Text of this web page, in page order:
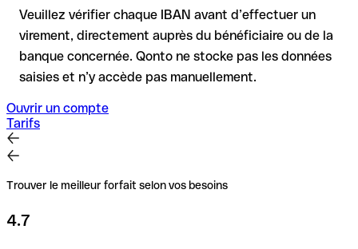
élevés ou de nouvelles relations commerciales.
Veuillez vérifier chaque IBAN avant d’effectuer un
virement, directement auprès du bénéficiaire ou de la
banque concernée. Qonto ne stocke pas les données
saisies et n’y accède pas manuellement.
Ouvrir un compte
Tarifs
Trouver le meilleur forfait selon vos besoins
4.7